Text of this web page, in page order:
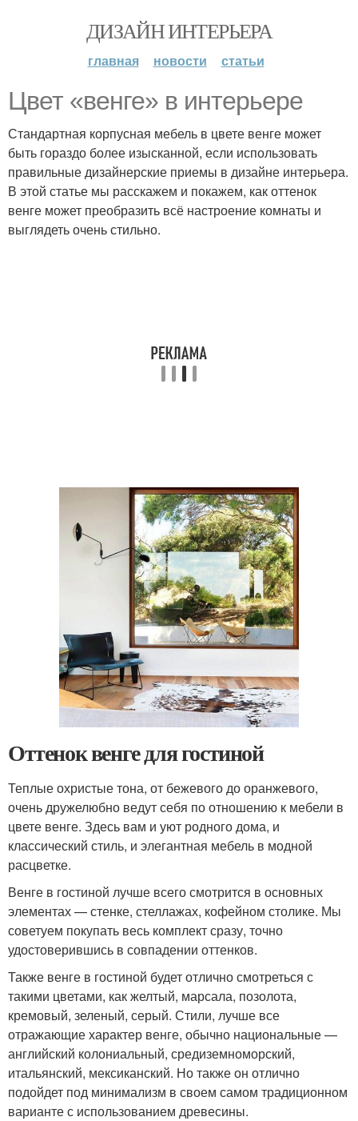
ДИЗАЙН ИНТЕРЬЕРА
главная новости статьи
Цвет «венге» в интерьере
Стандартная корпусная мебель в цвете венге может
быть гораздо более изысканной, если использовать
правильные дизайнерские приемы в дизайне интерьера.
В этой статье мы расскажем и покажем, как оттенок
венге может преобразить всё настроение комнаты и
выглядеть очень стильно.
Оттенок венге для гостиной
Теплые охристые тона, от бежевого до оранжевого,
очень дружелюбно ведут себя по отношению к мебели в
цвете венге. Здесь вам и уют родного дома, и
классический стиль, и элегантная мебель в модной
расцветке.
Венге в гостиной лучше всего смотрится в основных
элементах — стенке, стеллажах, кофейном столике. Мы
советуем покупать весь комплект сразу, точно
удостоверившись в совпадении оттенков.
Также венге в гостиной будет отлично смотреться с
такими цветами, как желтый, марсала, позолота,
кремовый, зеленый, серый. Стили, лучше все
отражающие характер венге, обычно национальные —
английский колониальный, средиземноморский,
итальянский, мексиканский. Но также он отлично
подойдет под минимализм в своем самом традиционном
варианте с использованием древесины.